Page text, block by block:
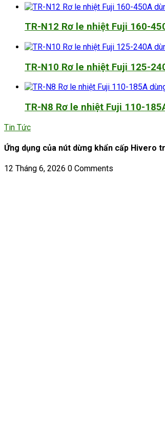
TR-N12 Rơ le nhiệt Fuji 160-
TR-N10 Rơ le nhiệt Fuji 125-
TR-N8 Rơ le nhiệt Fuji 110-
Tin Tức
Ứng dụng của nút dừng khẩn cấp Hivero
12 Tháng 6, 2026 0 Comments